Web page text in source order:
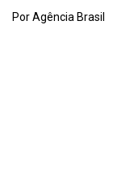
Por Agência Brasil